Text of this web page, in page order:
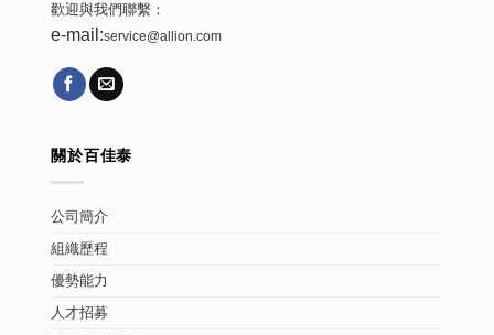
歡迎與我們聯繫：
e-mail:service@allion.com
關於百佳泰
公司簡介
組織歷程
優勢能力
人才招募